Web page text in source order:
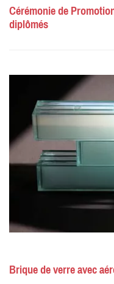
Cérémonie de
diplômés
Brique de verre avec